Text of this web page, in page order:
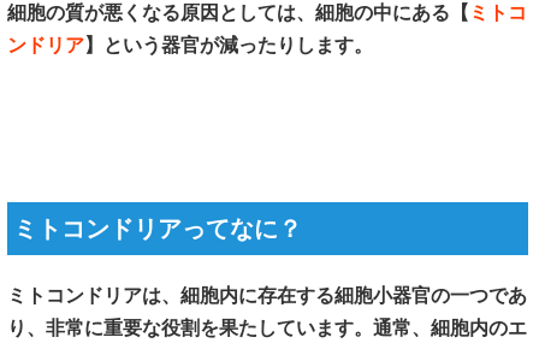
細胞の質が悪くなる原因としては、細胞の中にある【 ミトコ
ンドリア】という器官が減ったりします。
ミトコンドリアってなに？
ミトコンドリアは、細胞内に存在する細胞小器官の一つであ
り、非常に重要な役割を果たしています。通常、細胞内のエ